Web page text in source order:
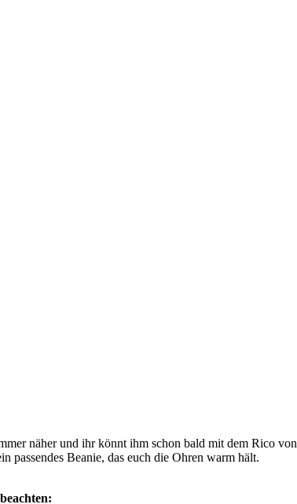
näher und ihr könnt ihm schon bald mit dem Rico von
passendes Beanie, das euch die Ohren warm hält.